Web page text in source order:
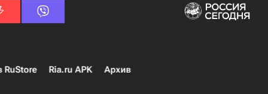
RuStore Ria.ru APK Архив